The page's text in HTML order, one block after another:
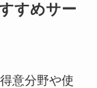
すめサー
意分野や使